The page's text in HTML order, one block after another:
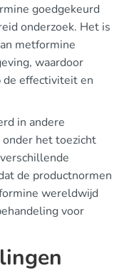
goedgekeurd
onderzoek. Het is
metformine
waardoor
effectiviteit en
in andere
het toezicht
de productnormen
wereldwijd
voor